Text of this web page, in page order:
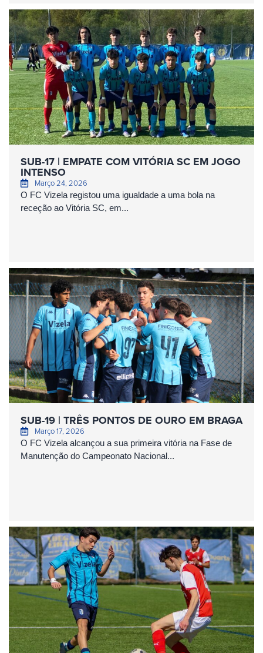
SUB-17 | EMPATE COM VITÓRIA SC EM JOGO
INTENSO
Março 24, 2026
O FC Vizela registou uma igualdade a uma bola na
receção ao Vitória SC, em...
SUB-19 | TRÊS PONTOS DE OURO EM BRAGA
Março 17, 2026
O FC Vizela alcançou a sua primeira vitória na Fase de
Manutenção do Campeonato Nacional...